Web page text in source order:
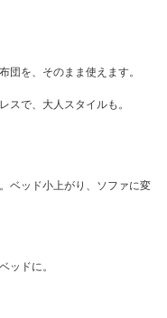
団を、そのまま使えます。
スで、大人スタイルも。
ベッド小上がり、ソファに変
ッドに。